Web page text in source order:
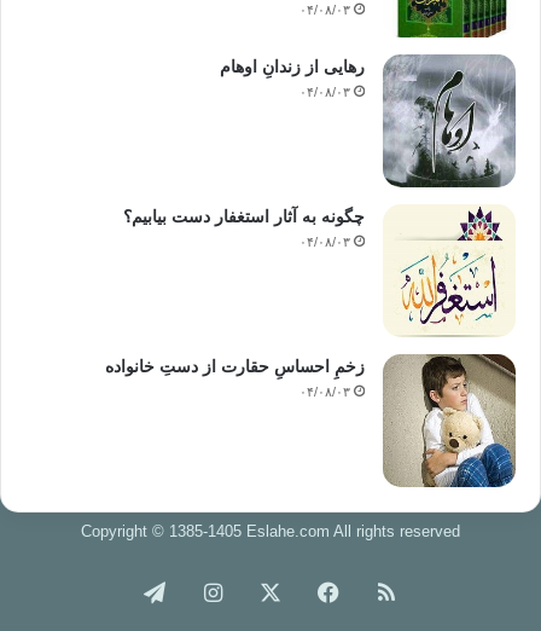
۰۴/۰۸/۰۳
رهایی از زندانِ اوهام
۰۴/۰۸/۰۳
چگونه به آثار استغفار دست بیابیم؟
۰۴/۰۸/۰۳
زخمِ احساسِ حقارت از دستِ خانواده
۰۴/۰۸/۰۳
Copyright © 1385-1405 Eslahe.com All rights reserved
خوراک فیس اینستاگرام